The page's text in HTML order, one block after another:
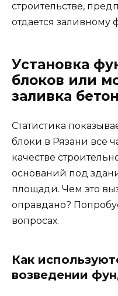
строительстве,
отдается заливному
Установка
блоков или
заливка
Статистика
блоки в Рязани все
качестве
оснований под
площади. Чем это
оправдано?
вопросах.
Как
возведении